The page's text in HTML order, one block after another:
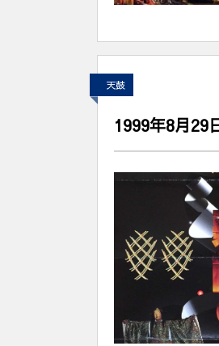
天鼓
1999年8月29